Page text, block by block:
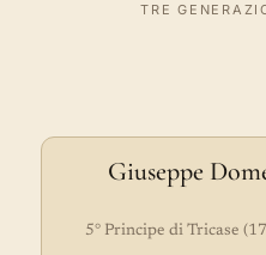
TRE
Giuseppe
5° Principe di Tricase